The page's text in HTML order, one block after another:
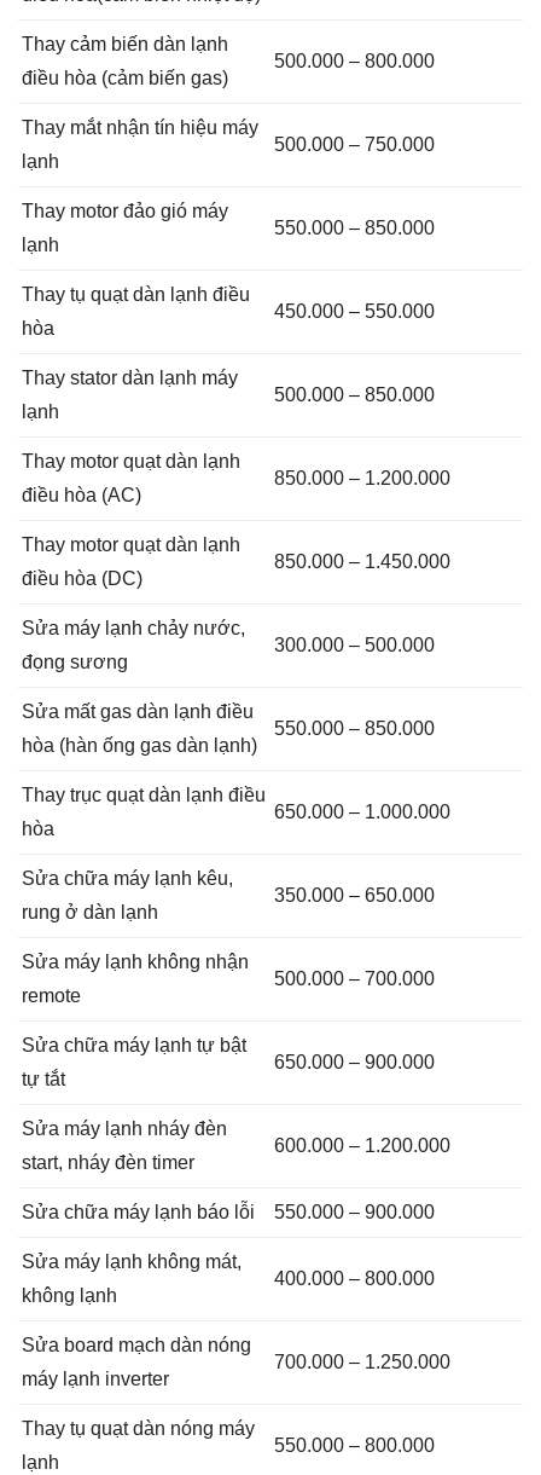
Thay cảm biến dàn lạnh
điều hòa (cảm biến gas)
500.000 – 800.000
Thay mắt nhận tín hiệu máy
lạnh
500.000 – 750.000
Thay motor đảo gió máy
lạnh
550.000 – 850.000
Thay tụ quạt dàn lạnh điều
hòa
450.000 – 550.000
Thay stator dàn lạnh máy
lạnh
500.000 – 850.000
Thay motor quạt dàn lạnh
điều hòa (AC)
850.000 – 1.200.000
Thay motor quạt dàn lạnh
điều hòa (DC)
850.000 – 1.450.000
Sửa máy lạnh chảy nước,
đọng sương
300.000 – 500.000
Sửa mất gas dàn lạnh điều
hòa (hàn ống gas dàn lạnh)
550.000 – 850.000
Thay trục quạt dàn lạnh điều
hòa
650.000 – 1.000.000
Sửa chữa máy lạnh kêu,
rung ở dàn lạnh
350.000 – 650.000
Sửa máy lạnh không nhận
remote
500.000 – 700.000
Sửa chữa máy lạnh tự bật
tự tắt
650.000 – 900.000
Sửa máy lạnh nháy đèn
start, nháy đèn timer
600.000 – 1.200.000
Sửa chữa máy lạnh báo lỗi 550.000 – 900.000
Sửa máy lạnh không mát,
không lạnh
400.000 – 800.000
Sửa board mạch dàn nóng
máy lạnh inverter
700.000 – 1.250.000
Thay tụ quạt dàn nóng máy
lạnh
550.000 – 800.000